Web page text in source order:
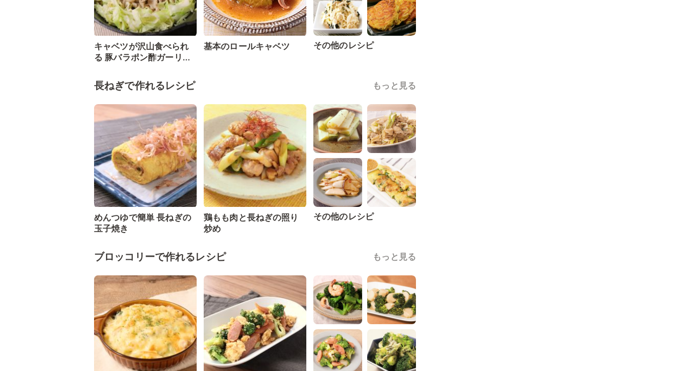
キャベツが沢山食べられ
る 豚バラポン酢ガーリ...
基本のロールキャベツ その他のレシピ
長ねぎで作れるレシピ もっと見る
めんつゆで簡単 長ねぎの
玉子焼き
鶏もも肉と長ねぎの照り
炒め
その他のレシピ
ブロッコリーで作れるレシピ もっと見る